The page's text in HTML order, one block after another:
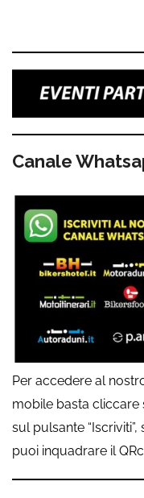
Canale
Per accedere al
mobile basta
sul pulsante
puoi inquadrare il